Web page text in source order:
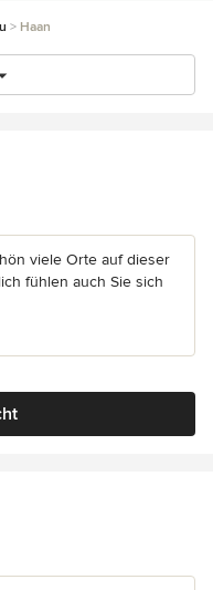
Haan
5 Sternen
viele Orte auf dieser
fühlen auch Sie sich
5 Sternen